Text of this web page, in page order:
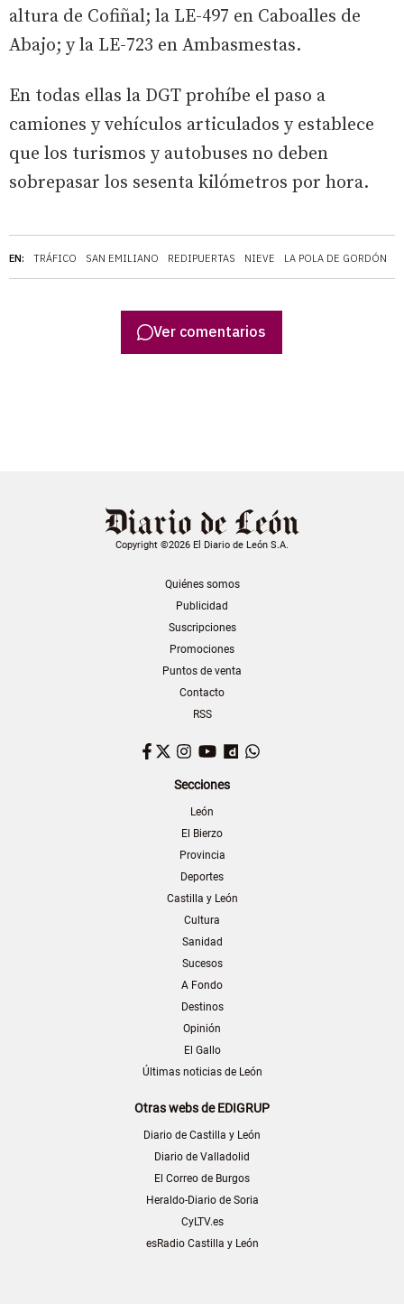
EN: TRÁFICO SAN EMILIANO REDIPUERTAS NIEVE LA POLA DE GORDÓN
altura de Cofiñal; la LE-497 en Caboalles de
Abajo; y la LE-723 en Ambasmestas.
En todas ellas la DGT prohíbe el paso a
camiones y vehículos articulados y establece
que los turismos y autobuses no deben
sobrepasar los sesenta kilómetros por hora.
Ver comentarios
Copyright ©2026 El Diario de León S.A.
Quiénes somos
Publicidad
Suscripciones
Promociones
Puntos de venta
Contacto
RSS
Facebook
TwitterInstagram
YouTubeDailymotion
Secciones
León
El Bierzo
Provincia
Deportes
Castilla y León
Cultura
Sanidad
Sucesos
A Fondo
Destinos
Opinión
El Gallo
Últimas noticias de León
Otras webs de EDIGRUP
Diario de Castilla y León
Diario de Valladolid
El Correo de Burgos
Heraldo-Diario de Soria
CyLTV.es
esRadio Castilla y León